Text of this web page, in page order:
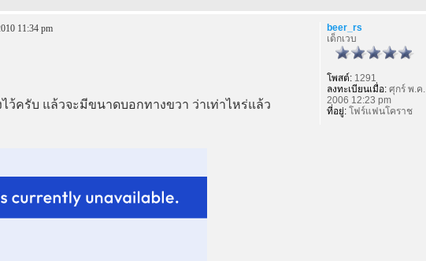
11:34 pm
ว้ครับ แล้วจะมีขนาดบอกทางขวา ว่าเท่าไหร่แล้ว
beer_rs
เด็กเวบ
โพสต์:1291
ลงทะเบียนเมื่อ:ศุกร์ พ.ค.
2006 12:23 pm
ที่อยู่:โฟร์แฟนโคราช